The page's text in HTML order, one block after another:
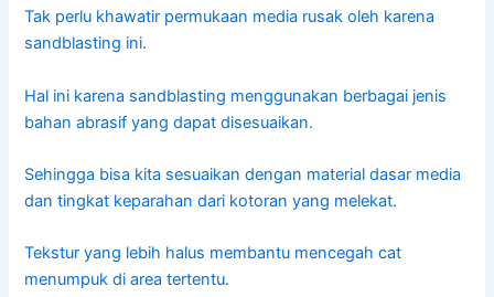
Tak perlu khawatir permukaan media rusak oleh karena
sandblasting ini.
Hal ini karena sandblasting menggunakan berbagai jenis
bahan abrasif yang dapat disesuaikan.
Sehingga bisa kita sesuaikan dengan material dasar media
dan tingkat keparahan dari kotoran yang melekat.
Tekstur yang lebih halus membantu mencegah cat
menumpuk di area tertentu.